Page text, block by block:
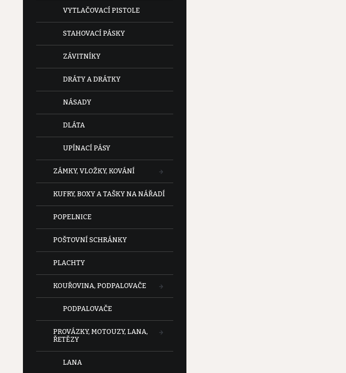
VYTLAČOVACÍ PISTOLE
STAHOVACÍ PÁSKY
ZÁVITNÍKY
DRÁTY A DRÁTKY
NÁSADY
DLÁTA
UPÍNACÍ PÁSY
ZÁMKY, VLOŽKY, KOVÁNÍ
KUFRY, BOXY A TAŠKY NA NÁŘADÍ
POPELNICE
POŠTOVNÍ SCHRÁNKY
PLACHTY
KOUŘOVINA, PODPALOVAČE
PODPALOVAČE
PROVÁZKY, MOTOUZY, LANA,
ŘETĚZY
LANA